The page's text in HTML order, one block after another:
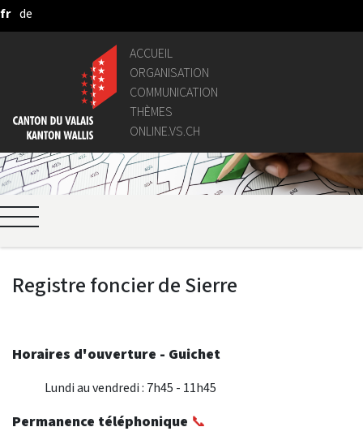
Saut au contenu principal
fr de
ACCUEIL
ORGANISATION
COMMUNICATION
THÈMES
ONLINE.VS.CH
Registre foncier de Sierre
Horaires d'ouverture - Guichet
Lundi au vendredi : 7h45 - 11h45
Permanence téléphonique 📞